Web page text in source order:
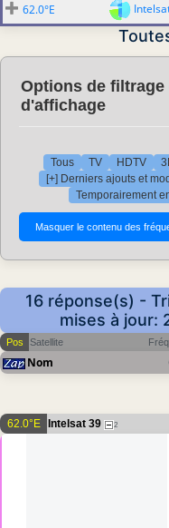
62.0°E
Options de filtrage
d'affichage
Tous TV HDTV
[+] Derniers ajouts et
Temporairement
16 réponse(s) -
mises à jour:
Pos Satellite
Nom
62.0°E Intelsat 39 2